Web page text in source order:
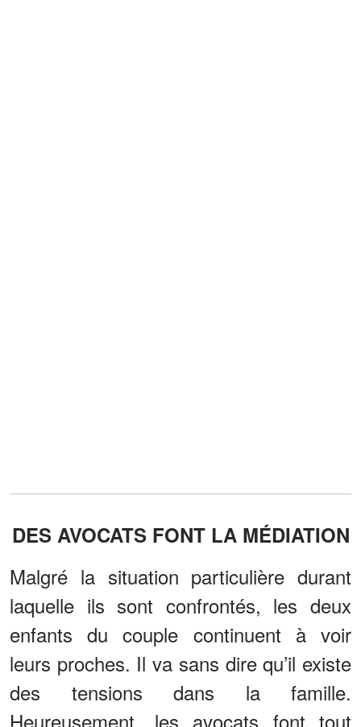
DES AVOCATS FONT LA MÉDIATION
Malgré la situation particulière durant
laquelle ils sont confrontés, les deux
enfants du couple continuent à voir
leurs proches. Il va sans dire qu’il existe
des tensions dans la famille.
Heureusement, les avocats font tout